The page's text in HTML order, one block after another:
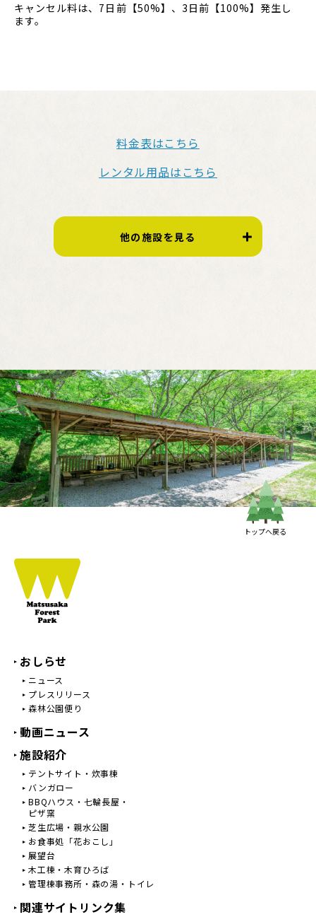
キャンセル料は、7日前【50%】、3日前【100%】発生し
ます。
料金表はこちら
レンタル用品はこちら
他の施設を見る
お食事処「花おこし」
展望台
木工棟・木育ひろば
管理棟事務所・森の湯・トイレ
トップへ戻る
おしらせ
ニュース
プレスリリース
森林公園便り
動画ニュース
施設紹介
テントサイト・炊事棟
バンガロー
BBQハウス・七輪長屋・
ピザ窯
芝生広場・親水公園
お食事処「花おこし」
展望台
木工棟・木育ひろば
管理棟事務所・森の湯・トイレ
関連サイトリンク集